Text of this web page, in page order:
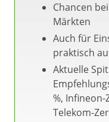
Chancen
Märkten
Auch für
praktisch
Aktuelle
%, Infineon-
Telekom-